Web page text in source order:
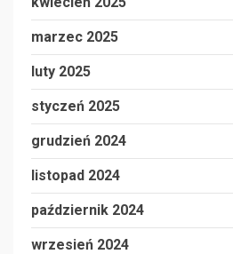
marzec 2025
luty 2025
styczeń 2025
grudzień 2024
listopad 2024
październik 2024
wrzesień 2024